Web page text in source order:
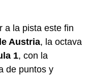
a la pista este fin
Austria, la octava
1, con la
de puntos y